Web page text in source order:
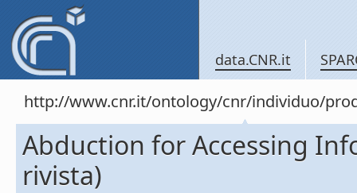
data.CNR.it
http://www.cnr.it/ontology/cnr/individuo/
Abduction for Accessing
rivista)